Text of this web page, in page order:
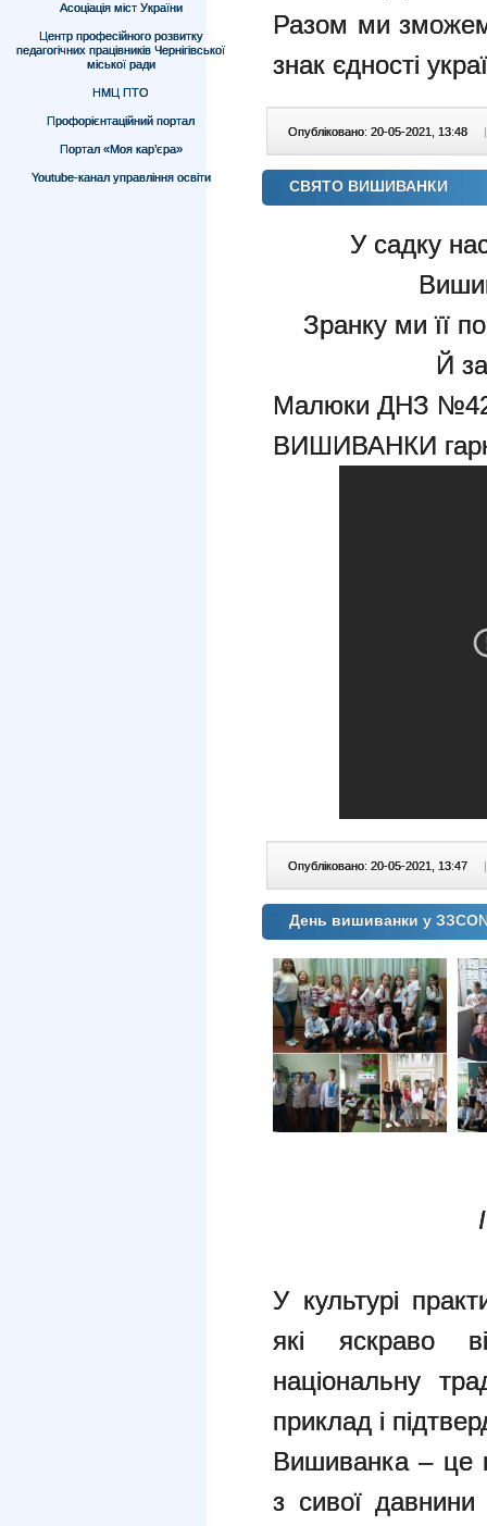
Асоціація міст України
Центр професійного розвитку
педагогічних працівників Чернігівської
міської ради
НМЦ ПТО
Профорієнтаційний портал
Портал «Моя кар’єра»
Youtube-канал управління освіти
Разом ми
знак єдності
Опубліковано: 20-05-2021, 13:48 |
СВЯТО ВИШИВАНКИ
У садку
Зранку ми її
Й
Малюки ДНЗ №42
ВИШИВАНКИ
Опубліковано: 20-05-2021, 13:47 |
День вишиванки у
У культурі
які яскраво
національну
приклад і
Вишиванка – це
з сивої